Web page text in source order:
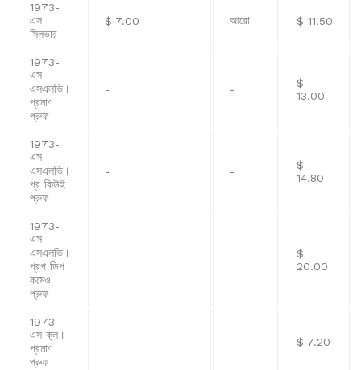
1973-
এস
সিলভার
$ 7.00 আরো $ 11.50
1973-
এস
এসএলভি।
প্রমাণ
প্রুফ
- -
$
13,00
1973-
এস
এসএলভি।
প্র কিউই
প্রুফ
- -
$
14,80
1973-
এস
এসএলভি।
প্রপ ডিপ
কমেও
প্রুফ
- -
$
20.00
1973-
এস ক্ল।
প্রমাণ
প্রুফ
- - $ 7.20